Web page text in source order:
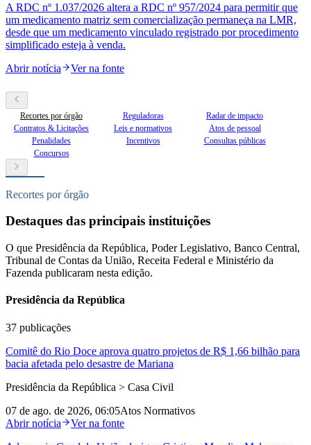
A RDC nº 1.037/2026 altera a RDC nº 957/2024 para permitir que
um medicamento matriz sem comercialização permaneça na LMR,
desde que um medicamento vinculado registrado por procedimento
simplificado esteja à venda.
Abrir notícia
Ver na fonte
Recortes por órgão Reguladoras
Radar de impacto
Contratos & Licitações
Leis e normativos
Atos de pessoal
Penalidades
Incentivos
Consultas públicas
Concursos
Recortes por órgão
Destaques das principais instituições
O que Presidência da República, Poder Legislativo, Banco Central,
Tribunal de Contas da União, Receita Federal e Ministério da
Fazenda publicaram nesta edição.
Presidência da República
37 publicações
Comitê do Rio Doce aprova quatro projetos de R$ 1,66 bilhão para
bacia afetada pelo desastre de Mariana
Presidência da República > Casa Civil
07 de ago. de 2026, 06:05Atos Normativos
Abrir notícia
Ver na fonte